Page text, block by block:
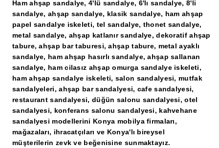
Ham ahşap sandalye, 4'lü sandalye, 6'lı sandalye, 8'li
sandalye, ahşap sandalye, klasik sandalye, ham ahşap
papel sandalye iskeleti, tel sandalye, thonet sandalye,
metal sandalye, ahşap katlanır sandalye, dekoratif ahşap
tabure, ahşap bar taburesi, ahşap tabure, metal ayaklı
sandalye, ham ahşap hasırlı sandalye, ahşap sallanan
sandalye, ham cilasız ahşap omurga sandalye iskeleti,
ham ahşap sandalye iskeleti, salon sandalyesi, mutfak
sandalyeleri, ahşap bar sandalyesi, cafe sandalyesi,
restaurant sandalyesi, düğün salonu sandalyesi, otel
sandalyesi, konferans salonu sandalyesi, kahvehane
sandalyesi modellerini Konya mobilya firmaları,
mağazaları, ihracatçıları ve Konya'lı bireysel
müşterilerin zevk ve beğenisine sunmaktayız.